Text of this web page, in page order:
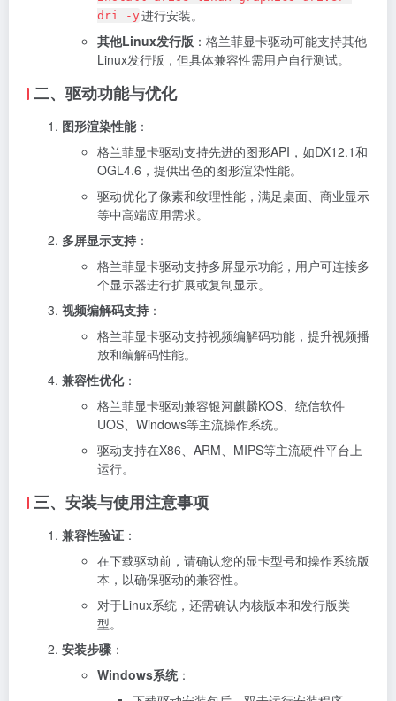
dri -y 进行安装。
其他Linux发行版 ：格兰菲显卡驱动可能支持其他
Linux发行版，但具体兼容性需用户自行测试。
二、驱动功能与优化
图形渲染性能：
格兰菲显卡驱动支持先进的图形API，如DX12.1和
OGL4.6，提供出色的图形渲染性能。
驱动优化了像素和纹理性能，满足桌面、商业显示
等中高端应用需求。
多屏显示支持 ：
格兰菲显卡驱动支持多屏显示功能，用户可连接多
个显示器进行扩展或复制显示。
视频编解码支持 ：
格兰菲显卡驱动支持视频编解码功能，提升视频播
放和编解码性能。
兼容性优化：
格兰菲显卡驱动兼容银河麒麟KOS、统信软件
UOS、Windows等主流操作系统。
驱动支持在X86、ARM、MIPS等主流硬件平台上
运行。
三、安装与使用注意事项
兼容性验证 ：
在下载驱动前，请确认您的显卡型号和操作系统版
本，以确保驱动的兼容性。
对于Linux系统，还需确认内核版本和发行版类
型。
安装步骤 ：
Windows系统：